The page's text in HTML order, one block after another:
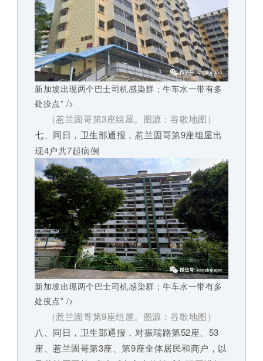
新加坡出现两个巴士司机感染群；牛车水一带有多
处疫点” />
（惹兰固哥第3座组屋。图源：谷歌地图）
七、同日，卫生部通报，惹兰固哥第9座组屋出
现4户共7起病例
新加坡出现两个巴士司机感染群；牛车水一带有多
处疫点” />
（惹兰固哥第9座组屋。图源：谷歌地图）
八、同日，卫生部通报，对振瑞路第52座、53
座、惹兰固哥第3座、第9座全体居民和商户，以